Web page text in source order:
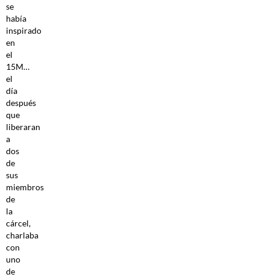
se
había
inspirado
en
el
15M…
el
día
después
que
liberaran
a
dos
de
sus
miembros
de
la
cárcel,
charlaba
con
uno
de